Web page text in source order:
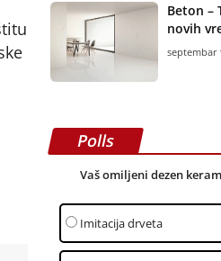
Beton –
novih
septembar
Polls
Vaš omiljeni dezen
Imitacija drveta